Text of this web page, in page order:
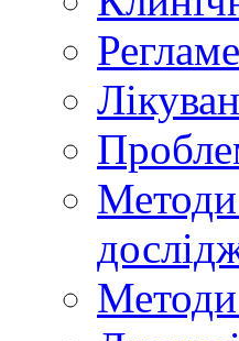
Методи
Методи